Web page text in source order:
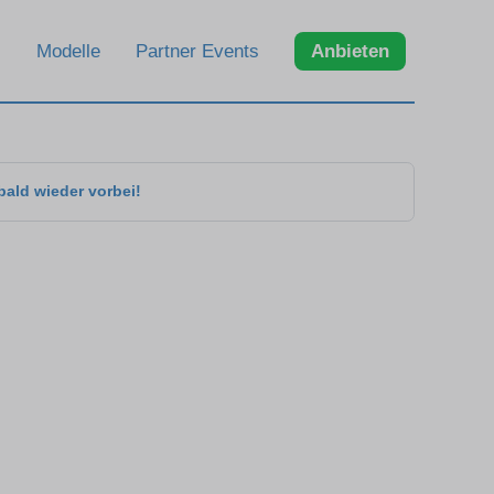
Modelle Partner Events Anbieten
wieder vorbei!